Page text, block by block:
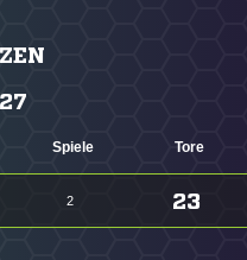
Spiele Tore
2 23